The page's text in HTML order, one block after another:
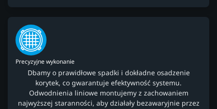
Precyzyjne wykonanie
Dbamy o prawidłowe spadki i dokładne osadzenie
korytek, co gwarantuje efektywność systemu.
Odwodnienia liniowe montujemy z zachowaniem
najwyższej staranności, aby działały bezawaryjnie przez